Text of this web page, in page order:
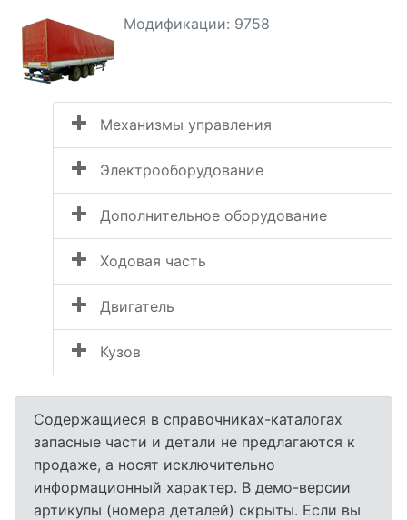
Модификации: 9758
Механизмы управления
Электрооборудование
Дополнительное оборудование
Ходовая часть
Двигатель
Кузов
Содержащиеся в справочниках-каталогах
запасные части и детали не предлагаются к
продаже, а носят исключительно
информационный характер. В демо-версии
артикулы (номера деталей) скрыты. Если вы